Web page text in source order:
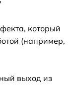
который
(например,
выход из